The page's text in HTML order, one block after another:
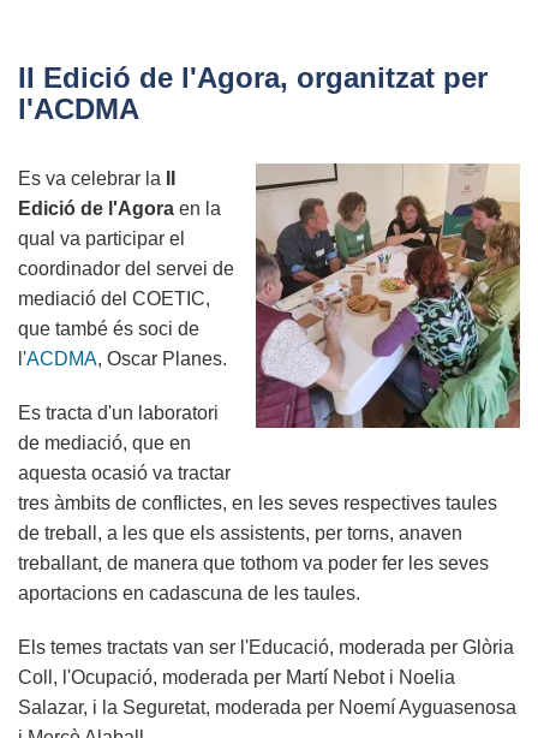
la
graduació
a
l'EPS-
UdL
II Edició de l'Agora, organitzat per
l'ACDMA
Es va celebrar la
Edició de l'Agora en la
qual va participar el
coordinador del servei de
mediació del COETIC,
que també és soci de
l'ACDMA, Oscar Planes.
Es tracta d'un laboratori
de mediació, que en
aquesta ocasió va tractar
tres àmbits de conflictes, en les seves respectives taules
de treball, a les que els assistents, per torns, anaven
treballant, de manera que tothom va poder fer les seves
aportacions en cadascuna de les taules.
Els temes tractats van ser l'Educació, moderada per Glòria
Coll, l'Ocupació, moderada per Martí Nebot i Noelia
Salazar, i la Seguretat, moderada per Noemí Ayguasenosa